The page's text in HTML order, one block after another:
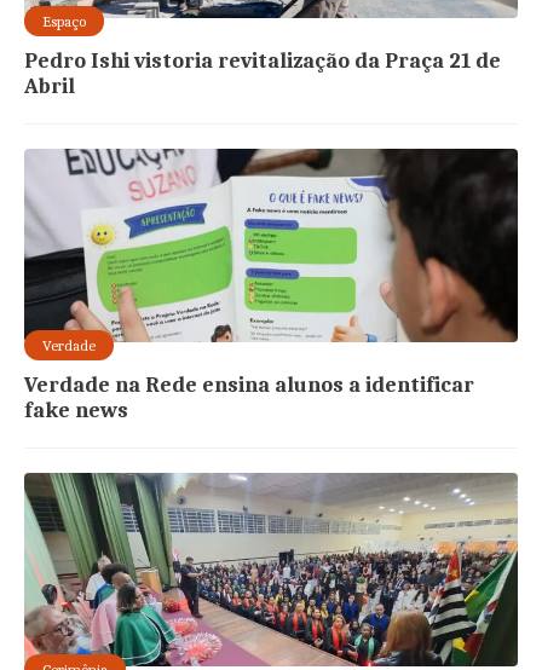
Espaço
Pedro Ishi vistoria revitalização da Praça 21 de
Abril
Verdade
Verdade na Rede ensina alunos a identificar
fake news